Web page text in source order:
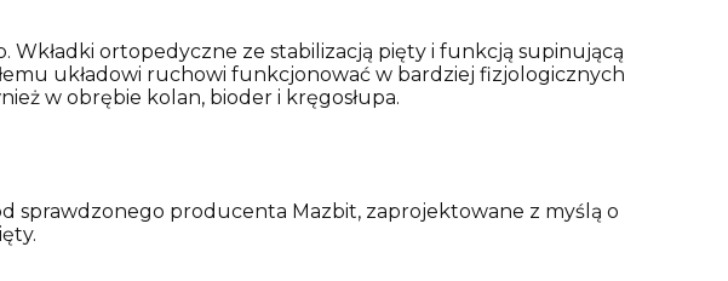
ortopedyczne ze stabilizacją pięty i funkcją supinującą
układowi ruchowi funkcjonować w bardziej fizjologicznych
w obrębie kolan, bioder i kręgosłupa.
sprawdzonego producenta Mazbit, zaprojektowane z myślą o